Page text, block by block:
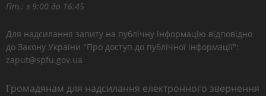
Пт.: з 9:00 до 16:45
Для надсилання запиту на публічну інформацію відповідно
до Закону України "Про доступ до публічної інформації":
zaput@spfu.gov.ua
Громадянам для надсилання електронного звернення